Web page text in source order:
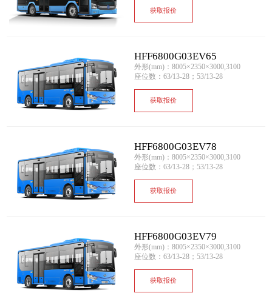
获取报价
HFF6800G03EV65
外形(mm)：8005×2350×3000,3100
座位数：63/13-28；53/13-28
获取报价
HFF6800G03EV78
外形(mm)：8005×2350×3000,3100
座位数：63/13-28；53/13-28
获取报价
HFF6800G03EV79
外形(mm)：8005×2350×3000,3100
座位数：63/13-28；53/13-28
获取报价